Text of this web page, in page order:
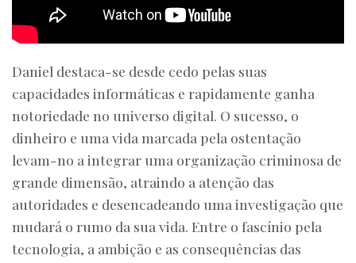
Daniel destaca-se desde cedo pelas suas
capacidades informáticas e rapidamente ganha
notoriedade no universo digital. O sucesso, o
dinheiro e uma vida marcada pela ostentação
levam-no a integrar uma organização criminosa de
grande dimensão, atraindo a atenção das
autoridades e desencadeando uma investigação que
mudará o rumo da sua vida. Entre o fascínio pela
tecnologia, a ambição e as consequências das